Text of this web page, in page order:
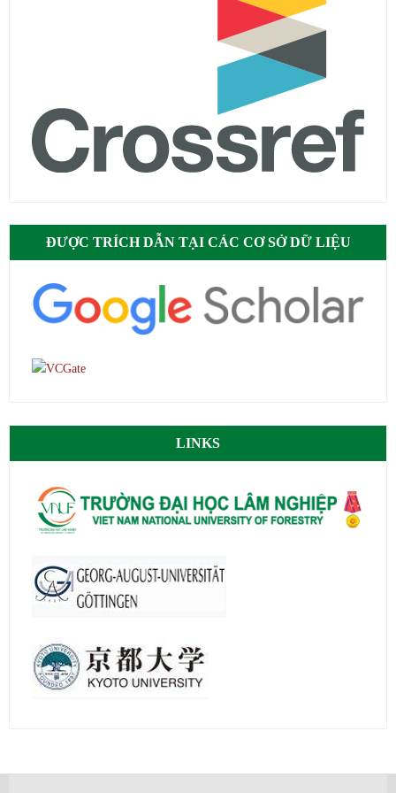
ĐƯỢC TRÍCH DẪN TẠI CÁC CƠ SỞ DỮ LIỆU
LINKS